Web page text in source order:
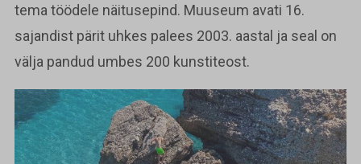
tema töödele näitusepind. Muuseum avati 16.
sajandist pärit uhkes palees 2003. aastal ja seal on
välja pandud umbes 200 kunstiteost.